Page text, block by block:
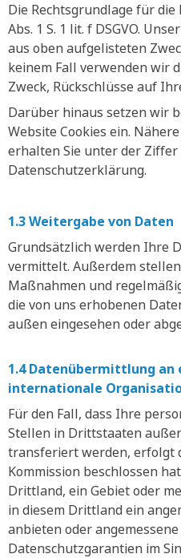
Die Rechtsgrundlage für
Abs. 1 S. 1 lit. f DSGVO.
aus oben aufgelisteten
keinem Fall verwenden wir
Zweck, Rückschlüsse auf
Darüber hinaus setzen wir
Website Cookies ein.
erhalten Sie unter der Ziffer
Datenschutzerklärung.
1.3 Weitergabe von Daten
Grundsätzlich werden Ihre
vermittelt. Außerdem
Maßnahmen und
die von uns erhobenen
außen eingesehen oder
1.4 Datenübermittlung
internationale
Für den Fall, dass Ihre
Stellen in Drittstaaten
transferiert werden, erfolgt
Kommission beschlossen
Drittland, ein Gebiet oder
in diesem Drittland ein
anbieten oder
Datenschutzgarantien im